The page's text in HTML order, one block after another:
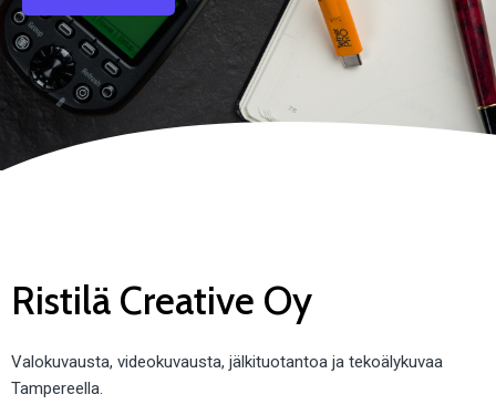
Ristilä Creative Oy
Valokuvausta, videokuvausta, jälkituotantoa ja tekoälykuvaa
Tampereella.